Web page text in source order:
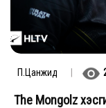
П.Цанжид
The Mongolz